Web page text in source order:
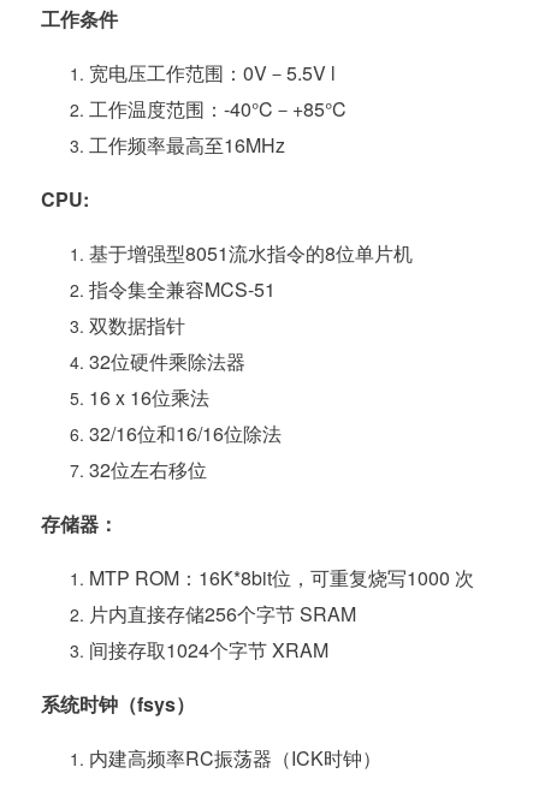
工作条件
宽电压工作范围：0V－5.5V l
工作温度范围：-40°C－+85°C
工作频率最高至16MHz
CPU:
基于增强型8051流水指令的8位单片机
指令集全兼容MCS-51
双数据指针
32位硬件乘除法器
16 x 16位乘法
32/16位和16/16位除法
32位左右移位
存储器：
MTP ROM：16K*8bit位，可重复烧写1000 次
片内直接存储256个字节 SRAM
间接存取1024个字节 XRAM
系统时钟（fsys）
内建高频率RC振荡器（ICK时钟）